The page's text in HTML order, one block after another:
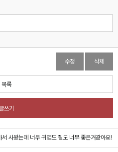
수정 삭제
목록
쓰기
서 사봤는데 너무 귀엽도 질도 너무 좋은거같아요!